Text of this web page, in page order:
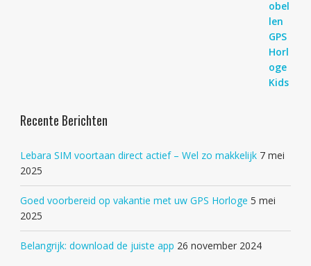
Recente Berichten
Lebara SIM voortaan direct actief – Wel zo makkelijk 7 mei
2025
Goed voorbereid op vakantie met uw GPS Horloge 5 mei
2025
Belangrijk: download de juiste app 26 november 2024